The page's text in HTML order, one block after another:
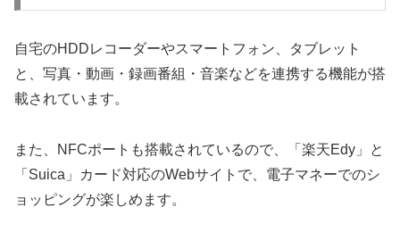
自宅のHDDレコーダーやスマートフォン、タブレット
と、写真・動画・録画番組・音楽などを連携する機能が搭
載されています。
また、NFCポートも搭載されているので、「楽天Edy」と
「Suica」カード対応のWebサイトで、電子マネーでのシ
ョッピングが楽しめます。